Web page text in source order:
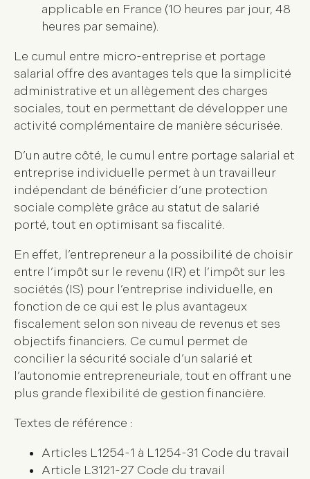
applicable en France (10 heures par jour, 48
heures par semaine).
Le cumul entre micro-entreprise et portage
salarial offre des avantages tels que la simplicité
administrative et un allègement des charges
sociales, tout en permettant de développer une
activité complémentaire de manière sécurisée.
D’un autre côté, le cumul entre portage salarial et
entreprise individuelle permet à un travailleur
indépendant de bénéficier d’une protection
sociale complète grâce au statut de salarié
porté, tout en optimisant sa fiscalité.
En effet, l’entrepreneur a la possibilité de choisir
entre l’impôt sur le revenu (IR) et l’impôt sur les
sociétés (IS) pour l’entreprise individuelle, en
fonction de ce qui est le plus avantageux
fiscalement selon son niveau de revenus et ses
objectifs financiers. Ce cumul permet de
concilier la sécurité sociale d’un salarié et
l’autonomie entrepreneuriale, tout en offrant une
plus grande flexibilité de gestion financière.
Textes de référence :
Articles L1254-1 à L1254-31 Code du travail
Article L3121-27 Code du travail